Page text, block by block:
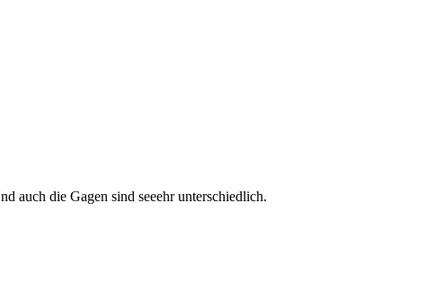
auch die Gagen sind seeehr unterschiedlich.